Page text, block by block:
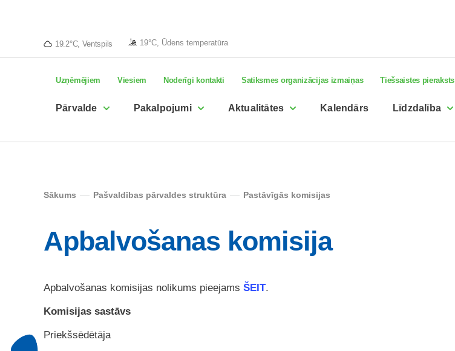
19.2°C, Ventspils 19°C, Ūdens temperatūra
Uzņēmējiem Viesiem Noderīgi kontakti Satiksmes organizācijas izmaiņas Tiešsaistes pieraksts
Pārvalde Pakalpojumi Aktualitātes Kalendārs Līdzdalība
Sākums Pašvaldības pārvaldes struktūra Pastāvīgās komisijas
Apbalvošanas komisija
Apbalvošanas komisijas nolikums pieejams ŠEIT.
Komisijas sastāvs
Priekšsēdētāja